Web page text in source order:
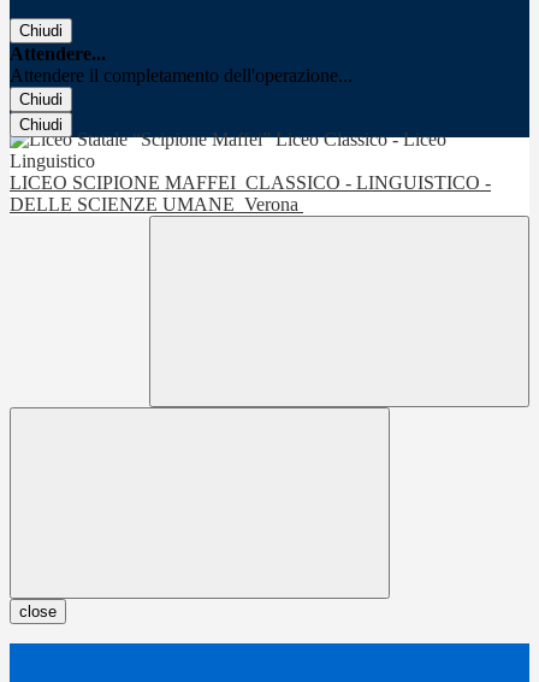
Chiudi
Attendere...
Attendere il completamento dell'operazione...
Chiudi
Chiudi
LICEO SCIPIONE MAFFEI CLASSICO - LINGUISTICO -
DELLE SCIENZE UMANE Verona
close